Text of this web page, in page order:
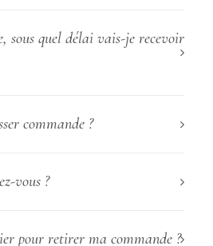
sous quel délai vais-je recevoir
commande ?
vous ?
pour retirer ma commande ?